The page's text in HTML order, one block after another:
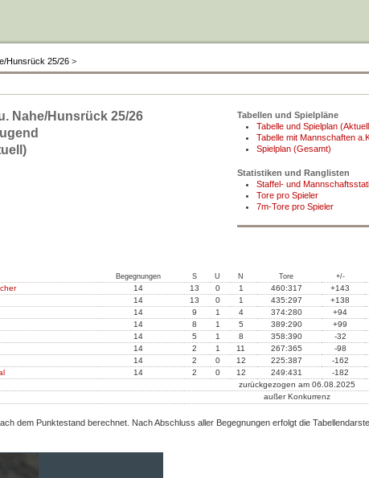
Hunsrück 25/26 >
Nahe/Hunsrück 25/26
Tabellen und Spielpläne
Tabelle und Spielplan
Tabelle mit Mannschaften
Spielplan (Gesamt)
Statistiken und Ranglisten
Staffel- und
Tore pro Spieler
7m-Tore pro Spieler
Begegnungen S U N Tore +/-
14 13 0 1 460:317 +143
14 13 0 1 435:297 +138
14 9 1 4 374:280 +94
14 8 1 5 389:290 +99
14 5 1 8 358:390 -32
14 2 1 11 267:365 -98
14 2 0 12 225:387 -162
14 2 0 12 249:431 -182
zurückgezogen am 06.08.2025
außer Konkurrenz
dem Punktestand berechnet. Nach Abschluss aller Begegnungen erfolgt die